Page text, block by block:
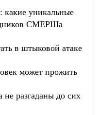
какие уникальные
СМЕРШа
в штыковой атаке
может прожить
разгаданы до сих